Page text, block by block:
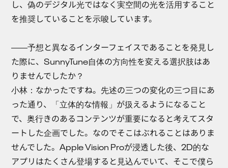
し、偽のデジタル光ではなく実空間の光を活用すること
を推奨していることを示唆しています。
――予想と異なるインターフェイスであることを発見し
た際に、SunnyTune自体の方向性を変える選択肢はあ
りませんでしたか？
小林： なかったですね。先述の三つの変化の三つ目にあ
った通り、「立体的な情報」が扱えるようになること
で、奥行きのあるコンテンツが重要になると考えてスタ
ートした企画でした。なのでそこはぶれることはありま
せんでした。Apple Vision Proが浸透した後、2D的な
アプリはたくさん登場すると見込んでいて、そこで僕ら